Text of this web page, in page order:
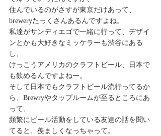
住んでいるのがさすが東京だけあって、
breweryたっくさんあるんですよね。
私達がサンディエゴで一緒に行って、デザイ
ンとかも大好きなミッケラーも渋谷にある
し、
けっこうアメリカのクラフトビール、日本で
も飲めるんですよねー。
そして日本でもクラフトビール流行ってるか
ら、Brewryやタップルームが至るところにあ
って、
頻繁にビール活動をしている友達の話を聞い
てると、羨ましくなっちゃって。